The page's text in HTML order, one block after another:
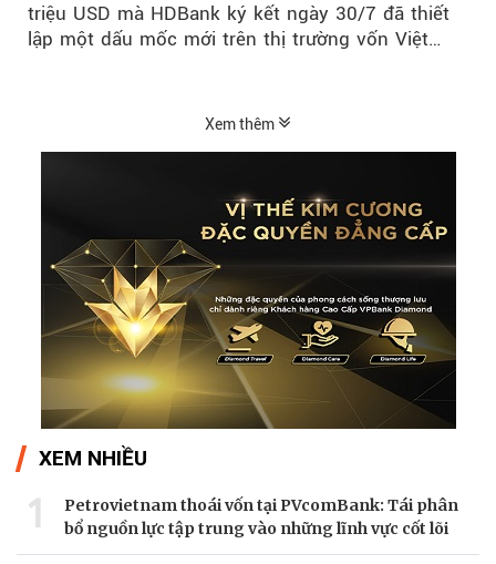
triệu USD mà HDBank ký kết ngày 30/7 đã thiết
lập một dấu mốc mới trên thị trường vốn Việt
Xem thêm
XEM NHIỀU
1
Petrovietnam thoái vốn tại PVcomBank: Tái phân
bổ nguồn lực tập trung vào những lĩnh vực cốt lõi